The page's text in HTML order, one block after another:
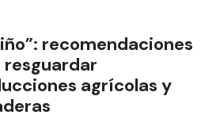
recomendaciones
resguardar
agrícolas y